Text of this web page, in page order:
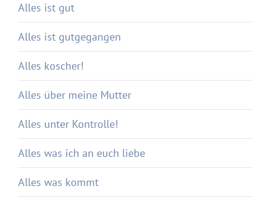
Alles ist gut
Alles ist gutgegangen
Alles koscher!
Alles über meine Mutter
Alles unter Kontrolle!
Alles was ich an euch liebe
Alles was kommt